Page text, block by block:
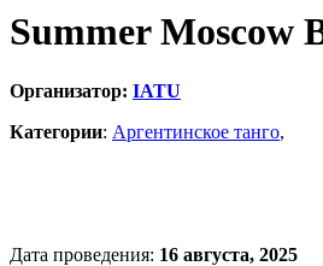
Summer Moscow
Организатор: IATU
Категории: Аргентинское танго,
Дата проведения: 16 августа, 2025